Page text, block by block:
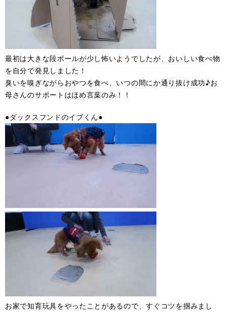
最初は大きな段ボールが少し怖いようでしたが、おいしい食べ物
を自分で発見しました！
臭いを嗅ぎながらおやつを食べ、いつの間にか通り抜け成功♪お
母さんのサポートはほめ言葉のみ！！
●ダックスフンドのイブくん●
お家で知育玩具をやったことがあるので、すぐコツを掴みまし